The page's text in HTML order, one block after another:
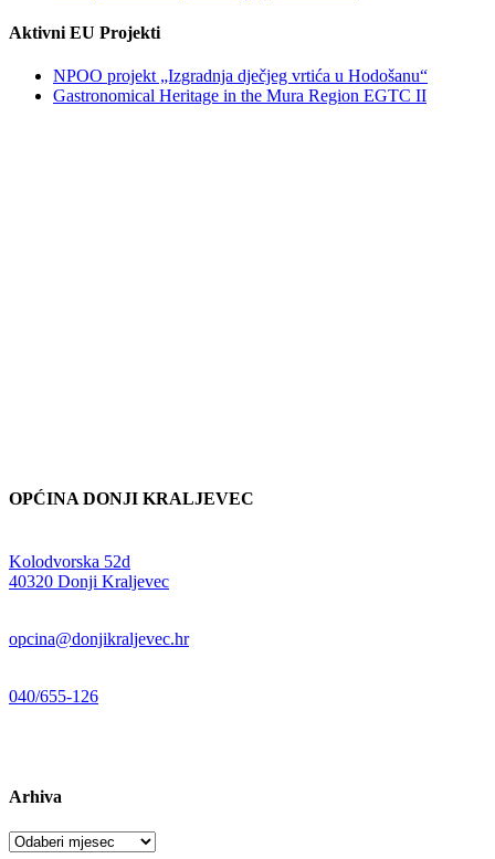
Aktivni EU Projekti
NPOO projekt „Izgradnja dječjeg vrtića u Hodošanu“
Gastronomical Heritage in the Mura Region EGTC II
OPĆINA DONJI KRALJEVEC
Kolodvorska 52d
40320 Donji Kraljevec
opcina@donjikraljevec.hr
040/655-126
Arhiva
Arhiva